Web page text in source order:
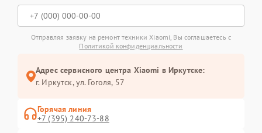
Отправляя заявку на ремонт техники Xiaomi, Вы соглашаетесь с
Политикой конфиденциальности
Адрес сервисного центра Xiaomi в Иркутске:
г. Иркутск, ул. ​Гоголя, 57
Горячая линия
+7 (395) 240-73-88